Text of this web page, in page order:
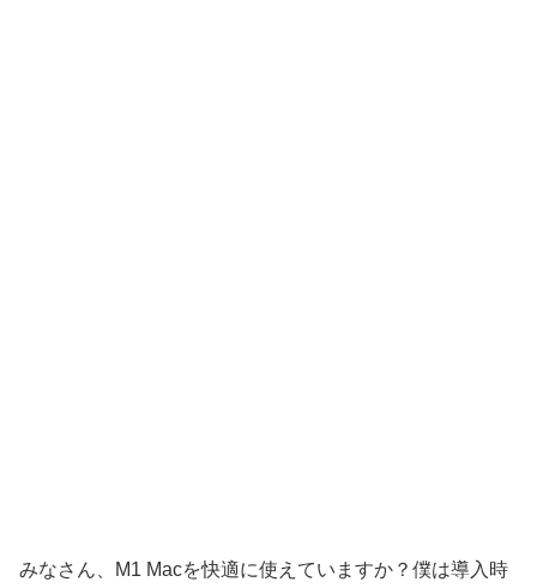
みなさん、M1 Macを快適に使えていますか？僕は導入時